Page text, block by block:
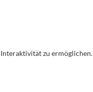
zu ermöglichen.